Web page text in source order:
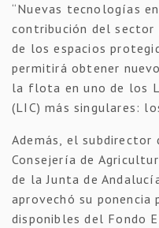
“Nuevas tecnologías
contribución del sector
de los espacios
permitirá obtener
la flota en uno de los
(LIC) más singulares:
Además, el subdirector
Consejería de
de la Junta de
aprovechó su ponencia
disponibles del Fondo